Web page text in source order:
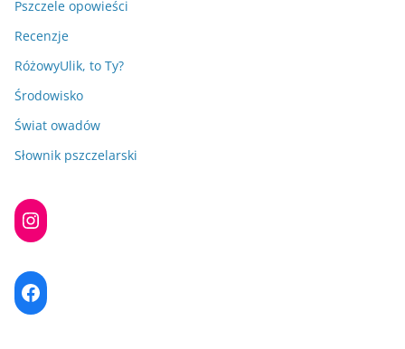
Pszczele opowieści
Recenzje
RóżowyUlik, to Ty?
Środowisko
Świat owadów
Słownik pszczelarski
Instagram
Facebook